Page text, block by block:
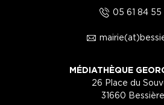
5 05 61 84 55
1
MÉDIATHÈQUE
26 Place du
31660